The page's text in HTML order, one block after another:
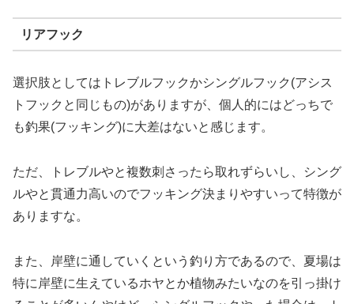
リアフック
選択肢としてはトレブルフックかシングルフック(アシス
トフックと同じもの)がありますが、個人的にはどっちで
も釣果(フッキング)に大差はないと感じます。
ただ、トレブルやと複数刺さったら取れずらいし、シング
ルやと貫通力高いのでフッキング決まりやすいって特徴が
ありますな。
また、岸壁に通していくという釣り方であるので、夏場は
特に岸壁に生えているホヤとか植物みたいなのを引っ掛け